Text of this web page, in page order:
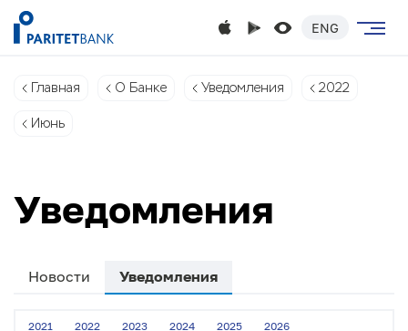
ENG
Главная О Банке Уведомления 2022
Июнь
Уведомления
Новости Уведомления
2021 2022 2023 2024 2025 2026